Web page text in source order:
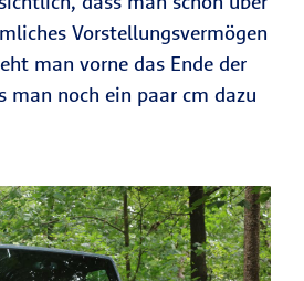
Vorstellungsvermögen
man vorne das Ende der
man noch ein paar cm dazu